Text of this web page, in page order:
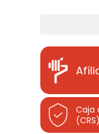
Caja
(CRS)